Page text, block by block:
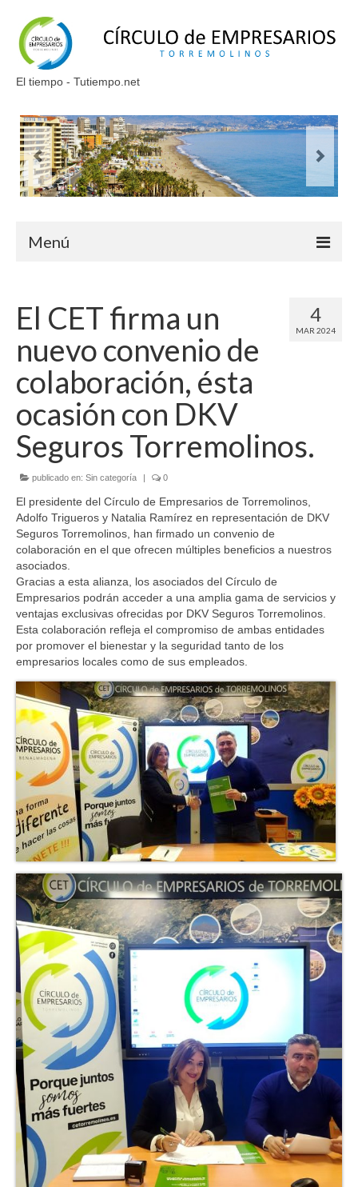
El tiempo - Tutiempo.net
Menú
Quienes somos
Saluda
Acerca del CET
Organigrama
Estatutos
Socios
Asesoramiento
Formación
Convenios
Subvenciones
Agenda
Hazte Socio
Coworking
Cita Previa
Noticias
Contacto
Buzón de sugerencias
4
MAR 2024
El CET firma un
nuevo convenio de
colaboración, ésta
ocasión con DKV
Seguros Torremolinos.
publicado en: Sin categoría 0
El presidente del Círculo de Empresarios de Torremolinos,
Adolfo Trigueros y Natalia Ramírez en representación de DKV
Seguros Torremolinos, han firmado un convenio de
colaboración en el que ofrecen múltiples beneficios a nuestros
asociados.
Gracias a esta alianza, los asociados del Círculo de
Empresarios podrán acceder a una amplia gama de servicios y
ventajas exclusivas ofrecidas por DKV Seguros Torremolinos.
Esta colaboración refleja el compromiso de ambas entidades
por promover el bienestar y la seguridad tanto de los
empresarios locales como de sus empleados.